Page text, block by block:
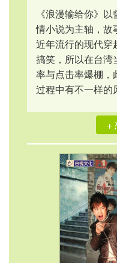
《浪漫输给你》
情小说为主轴，故
近年流行的现代穿
搞笑，所以在台湾
率与点击率爆棚，
过程中有不一样的
+